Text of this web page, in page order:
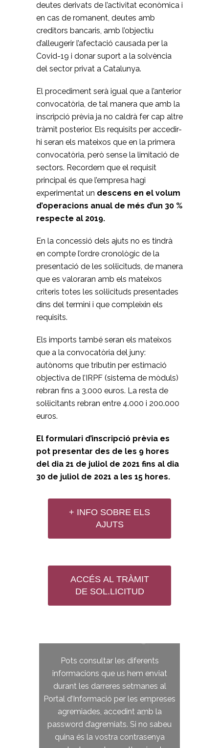
deutes derivats de l’activitat econòmica i
en cas de romanent, deutes amb
creditors bancaris, amb l’objectiu
d’alleugerir l’afectació causada per la
Covid-19 i donar suport a la solvència
del sector privat a Catalunya.
El procediment serà igual que a l’anterior
convocatòria, de tal manera que amb la
inscripció prèvia ja no caldrà fer cap altre
tràmit posterior. Els requisits per accedir-
hi seran els mateixos que en la primera
convocatòria, però sense la limitació de
sectors. Recordem que el requisit
principal és que l’empresa hagi
experimentat un descens en el volum
d’operacions anual de més d’un 30 %
respecte al 2019.
En la concessió dels ajuts no es tindrà
en compte l’ordre cronològic de la
presentació de les sol·licituds, de manera
que es valoraran amb els mateixos
criteris totes les sol·licituds presentades
dins del termini i que compleixin els
requisits.
Els imports també seran els mateixos
que a la convocatòria del juny:
autònoms que tributin per estimació
objectiva de l’IRPF (sistema de mòduls)
rebran fins a 3.000 euros. La resta de
sol·licitants rebran entre 4.000 i 200.000
euros.
El formulari d’inscripció prèvia es
pot presentar des de les 9 hores
del dia 21 de juliol de 2021 fins al dia
30 de juliol de 2021 a les 15 hores.
+ INFO SOBRE ELS
AJUTS
ACCÉS AL TRÀMIT
DE SOL.LICITUD
Pots consultar les diferents
informacions que us hem enviat
durant les darreres setmanes al
Portal d’Informació per les empreses
agremiades, accedint amb la
password d’agremiats. Si no sabeu
quina és la vostra contrasenya